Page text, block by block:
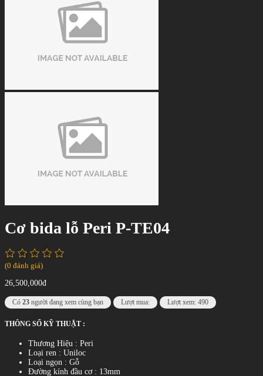
Cơ bida lỗ Peri P-TE04
(0 đánh giá)
26,500,000đ
Có 23 người đang xem cùng bạn Lượt mua: Lượt xem: 490
THÔNG SỐ KỸ THUẬT :
Thương Hiệu : Peri
Loại ren : Uniloc
Loại ngọn : Gỗ
Đường kính đầu cơ : 13mm